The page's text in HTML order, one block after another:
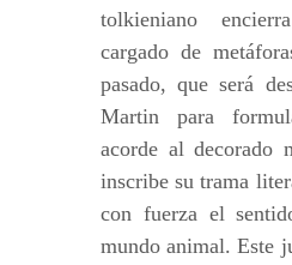
tolkieniano
cargado de
pasado, que será
Martin para
acorde al decorado
inscribe su trama
con fuerza el
mundo animal. Este